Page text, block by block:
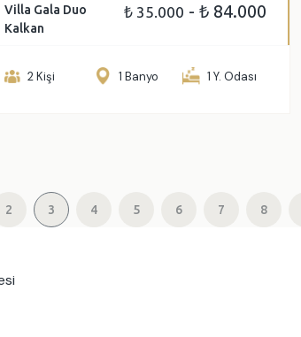
Villa Gala Duo
Kalkan
₺ 35.000 - ₺ 84.000
2 Kişi 1 Banyo 1 Y. Odası
2 3 4 5 6 7 8